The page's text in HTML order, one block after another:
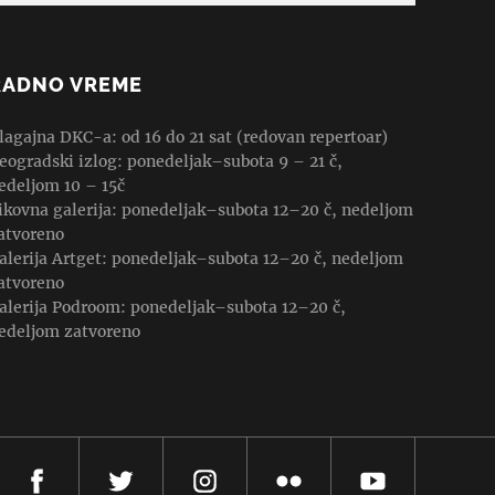
VREME
DKC-a: od 16 do 21 sat (redovan repertoar)
izlog: ponedeljak–subota 9 – 21 č,
10 – 15č
galerija: ponedeljak–subota 12–20 č, nedeljom
Artget: ponedeljak–subota 12–20 č, nedeljom
Podroom: ponedeljak–subota 12–20 č,
zatvoreno